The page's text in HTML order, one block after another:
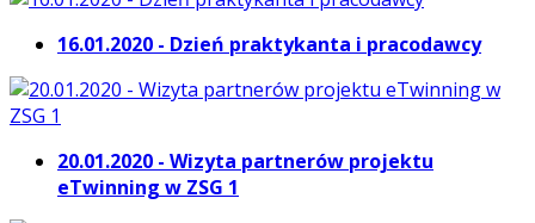
16.01.2020 - Dzień praktykanta i pracodawcy
20.01.2020 - Wizyta partnerów projektu
eTwinning w ZSG 1